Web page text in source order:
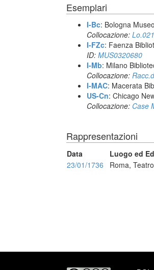
Esemplari
I-Bc: Bologna
Collocazione:
I-FZc: Faenza
ID: MUS0320680
I-Mb: Milano
Collocazione:
I-MAC: Macerata
US-Cn: Chicago
Collocazione: Case
Rappresentazioni
Data Luogo ed
23/01/1736
Roma,